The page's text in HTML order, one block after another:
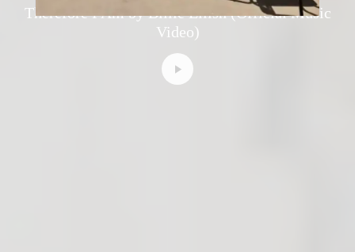
Therefore I Am by Billie Eilish (Official Music
Video)